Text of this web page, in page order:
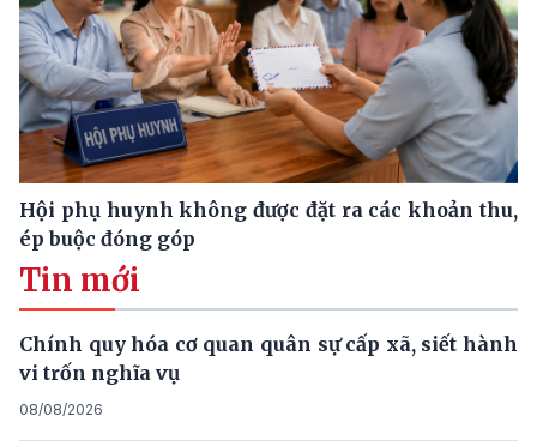
Hội phụ huynh không được đặt ra các khoản thu,
ép buộc đóng góp
Tin mới
Chính quy hóa cơ quan quân sự cấp xã, siết hành
vi trốn nghĩa vụ
08/08/2026